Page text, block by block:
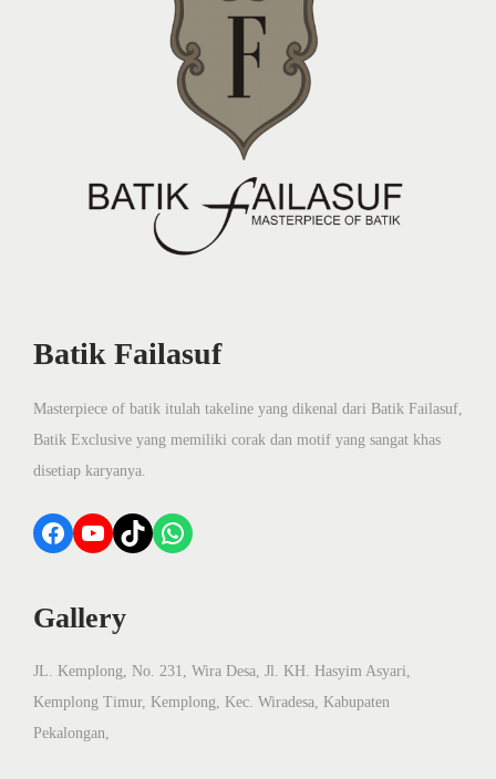
Batik Failasuf
Masterpiece of batik itulah takeline yang dikenal dari Batik Failasuf,
Batik Exclusive yang memiliki corak dan motif yang sangat khas
disetiap karyanya.
Facebook YouTube TikTok WhatsApp
Gallery
JL. Kemplong, No. 231, Wira Desa, Jl. KH. Hasyim Asyari,
Kemplong Timur, Kemplong, Kec. Wiradesa, Kabupaten
Pekalongan,